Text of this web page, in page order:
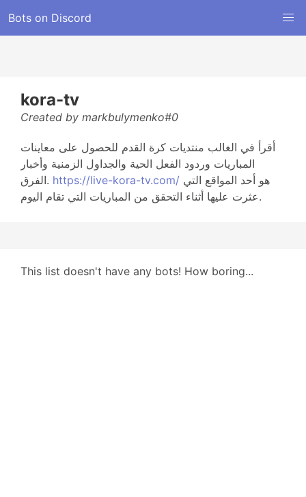
Bots on Discord
kora-tv
Created by markbulymenko#0
أقرأ في الغالب منتديات كرة القدم للحصول على معاينات
المباريات وردود الفعل الحية والجداول الزمنية وأخبار
الفرق. https://live-kora-tv.com/
عثرت عليها أثناء التحقق من المباريات التي تقام اليوم.
This list doesn't have any bots! How boring...